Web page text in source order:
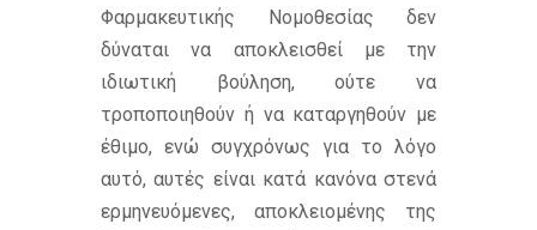
Φαρμακευτικής Νομοθεσίας δεν
δύναται να αποκλεισθεί με την
ιδιωτική βούληση, ούτε να
τροποποιηθούν ή να καταργηθούν με
έθιμο, ενώ συγχρόνως για το λόγο
αυτό, αυτές είναι κατά κανόνα στενά
ερμηνευόμενες, αποκλειομένης της